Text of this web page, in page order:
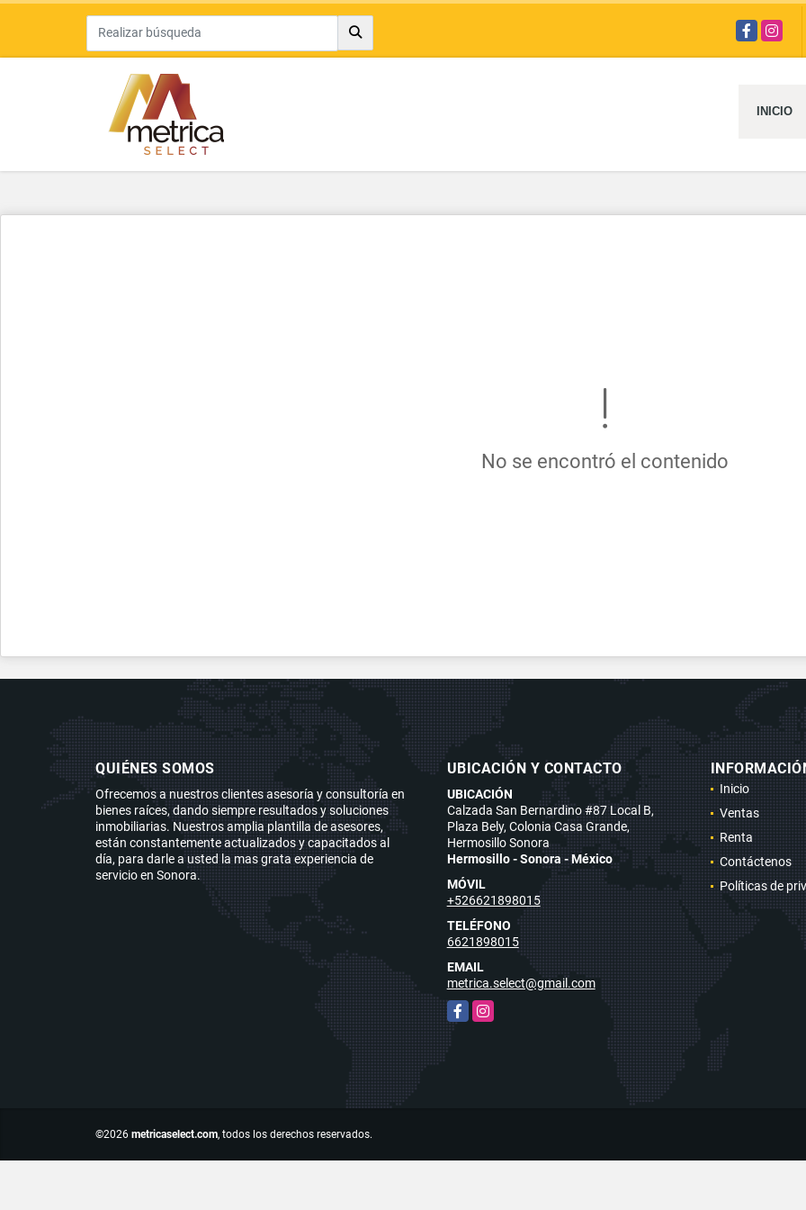
Facebook
INICIO
No se encontró el contenido
QUIÉNES SOMOS
Ofrecemos a nuestros clientes asesoría y consultoría en
bienes raíces, dando siempre resultados y soluciones
inmobiliarias. Nuestros amplia plantilla de asesores,
están constantemente actualizados y capacitados al
día, para darle a usted la mas grata experiencia de
servicio en Sonora.
UBICACIÓN Y CONTACTO
UBICACIÓN
Calzada San Bernardino #87 Local B,
Plaza Bely, Colonia Casa Grande,
Hermosillo Sonora
Hermosillo - Sonora - México
MÓVIL
+526621898015
TELÉFONO
6621898015
EMAIL
metrica.select@gmail.com
FacebookInstagram
Inicio
Ventas
Renta
Contáctenos
Políticas de
©2026 metricaselect.com, todos los derechos reservados.